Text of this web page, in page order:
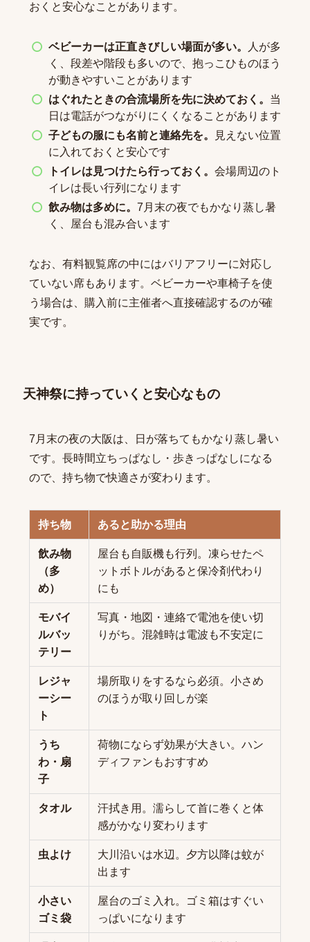
おくと安心なことがあります。
ベビーカーは正直きびしい場面が多い。
人が多
く、段差や階段も多いので、抱っこひものほう
が動きやすいことがあります
はぐれたときの合流場所を先に決めておく。 当
日は電話がつながりにくくなることがあります
子どもの服にも名前と連絡先を。
見えない位置
に入れておくと安心です
トイレは見つけたら行っておく。 会場周辺のト
イレは長い行列になります
飲み物は多めに。 7月末の夜でもかなり蒸し暑
く、屋台も混み合います
なお、有料観覧席の中にはバリアフリーに対応し
ていない席もあります。ベビーカーや車椅子を使
う場合は、購入前に主催者へ直接確認するのが確
実です。
天神祭に持っていくと安心なもの
7月末の夜の大阪は、日が落ちてもかなり蒸し暑い
です。長時間立ちっぱなし・歩きっぱなしになる
ので、持ち物で快適さが変わります。
持ち物 あると助かる理由
飲み物
（多
め）
屋台も自販機も行列。凍らせたペ
ットボトルがあると保冷剤代わり
にも
モバイ
ルバッ
テリー
写真・地図・連絡で電池を使い切
りがち。混雑時は電波も不安定に
レジャ
ーシー
ト
場所取りをするなら必須。小さめ
のほうが取り回しが楽
うち
わ・扇
子
荷物にならず効果が大きい。ハン
ディファンもおすすめ
タオル
汗拭き用。濡らして首に巻くと体
感がかなり変わります
虫よけ
大川沿いは水辺。夕方以降は蚊が
出ます
小さい
ゴミ袋
屋台のゴミ入れ。ゴミ箱はすぐい
っぱいになります